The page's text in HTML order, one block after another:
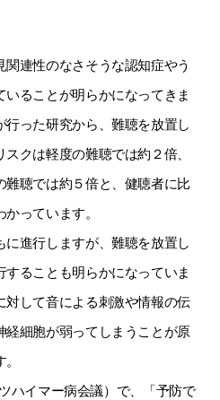
連性のなさそうな認知症やう
ることが明らかになってきま
行った研究から、難聴を放置し
クは軽度の難聴では約２倍、
聴では約５倍と、健聴者に比
っています。
進行しますが、難聴を放置し
ることも明らかになっていま
して音による刺激や情報の伝
細胞が弱ってしまうことが原
ハイマー病会議）で、「予防で